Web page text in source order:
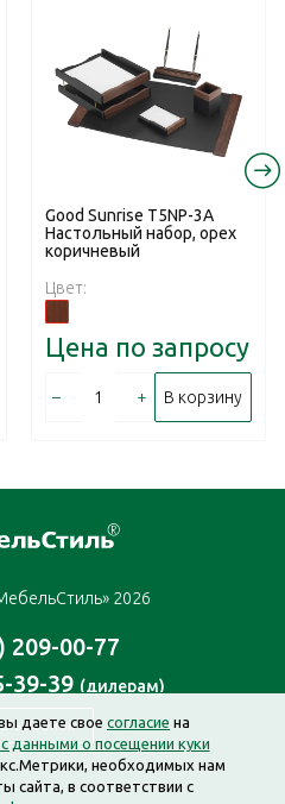
Good Sunrise T5NP-3A
Настольный набор, орех
коричневый
Цвет:
Цена по запросу
– + В корзину
2026
209-00-77
39-39 (дилерам)
звонок
даете свое согласие на
данными о посещении куки
необходимых нам
сайта, в соответствии с